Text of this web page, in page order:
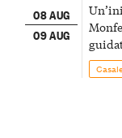
08 AUG
09 AUG